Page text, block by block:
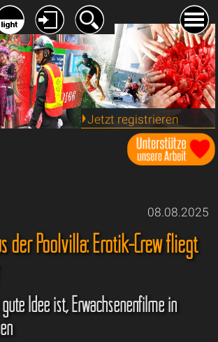
Jetzt registrieren
08.08.2025
der Poolvilla: Erotik-Crew fliegt
Idee ist, Erwachsenenfilme in